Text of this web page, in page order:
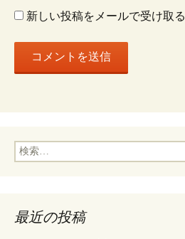
新しい投稿をメールで受け取る
検
索:
最近の投稿